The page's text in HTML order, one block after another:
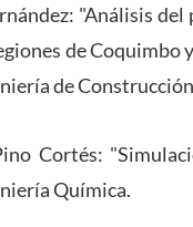
"Análisis
de Coquimbo
de
Cortés:
Química.